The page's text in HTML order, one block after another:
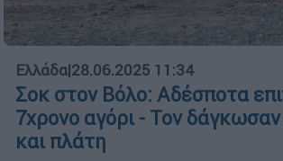
Ελλάδα|28.06.2025 11:34
Σοκ στον Βόλο: Αδέσποτα
7χρονο αγόρι - Τον
και πλάτη